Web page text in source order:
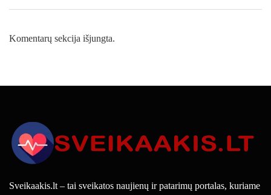
Komentarų sekcija išjungta.
Sveikaakis.lt – tai sveikatos naujienų ir patarimų portalas, kuriame